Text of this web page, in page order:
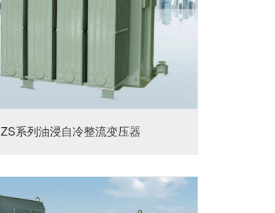
ZS系列油浸自冷整流变压器